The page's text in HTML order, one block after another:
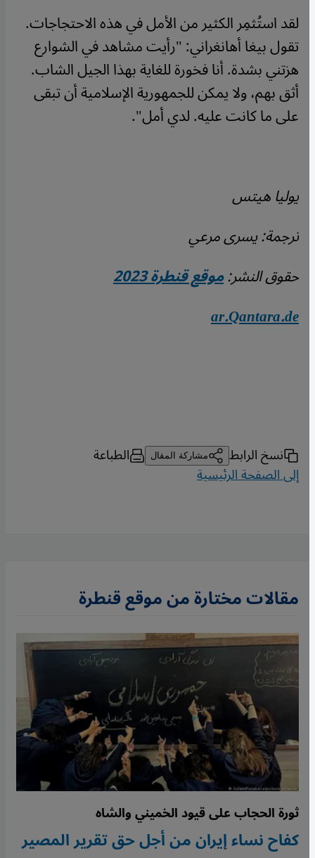
لقد استُثمِر الكثير من الأمل في هذه الاحتجاجات.
تقول بيغا أهانغراني: "رأيت مشاهد في الشوارع
هزتني بشدة. أنا فخورة للغاية بهذا الجيل الشاب.
أثق بهم، ولا يمكن للجمهورية الإسلامية أن تبقى
على ما كانت عليه. لدي أمل".
يوليا هيتس
ترجمة: يسرى مرعي
حقوق النشر:موقع قنطرة 2023
ar.Qantara.de
نسخ الرابط مشاركة المقال الطباعة
إلى الصفحة الرئيسية
مقالات مختارة من موقع قنطرة
ثورة الحجاب على قيود الخميني والشاه
كفاح نساء إيران من أجل حق تقرير المصير